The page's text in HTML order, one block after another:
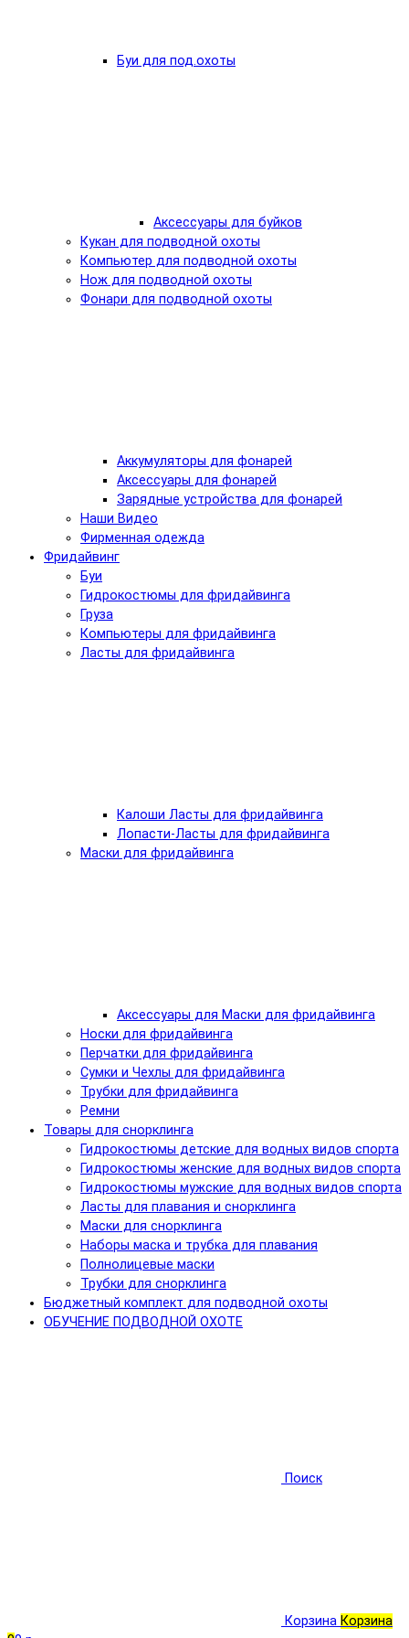
Буи для под.охоты
Аксессуары для буйков
Кукан для подводной охоты
Компьютер для подводной охоты
Нож для подводной охоты
Фонари для подводной охоты
Аккумуляторы для фонарей
Аксессуары для фонарей
Зарядные устройства для фонарей
Наши Видео
Фирменная одежда
Фридайвинг
Буи
Гидрокостюмы для фридайвинга
Груза
Компьютеры для фридайвинга
Ласты для фридайвинга
Калоши Ласты для фридайвинга
Лопасти-Ласты для фридайвинга
Маски для фридайвинга
Аксессуары для Маски для фридайвинга
Носки для фридайвинга
Перчатки для фридайвинга
Сумки и Чехлы для фридайвинга
Трубки для фридайвинга
Ремни
Товары для снорклинга
Гидрокостюмы детские для водных видов спорта
Гидрокостюмы женские для водных видов спорта
Гидрокостюмы мужские для водных видов спорта
Ласты для плавания и снорклинга
Маски для снорклинга
Наборы маска и трубка для плавания
Полнолицевые маски
Трубки для снорклинга
Бюджетный комплект для подводной охоты
ОБУЧЕНИЕ ПОДВОДНОЙ ОХОТЕ
Поиск
Корзина Корзина